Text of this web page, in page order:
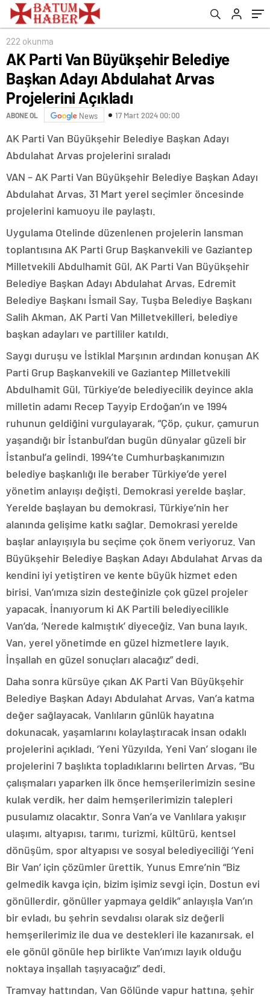
222 okunma
AK Parti Van Büyükşehir Belediye
Başkan Adayı Abdulahat Arvas
Projelerini Açıkladı
ABONE OL News 17 Mart 2024 00:00
AK Parti Van Büyükşehir Belediye Başkan Adayı
Abdulahat Arvas projelerini sıraladı
VAN – AK Parti Van Büyükşehir Belediye Başkan Adayı
Abdulahat Arvas, 31 Mart yerel seçimler öncesinde
projelerini kamuoyu ile paylaştı.
Uygulama Otelinde düzenlenen projelerin lansman
toplantısına AK Parti Grup Başkanvekili ve Gaziantep
Milletvekili Abdulhamit Gül, AK Parti Van Büyükşehir
Belediye Başkan Adayı Abdulahat Arvas, Edremit
Belediye Başkanı İsmail Say, Tuşba Belediye Başkanı
Salih Akman, AK Parti Van Milletvekilleri, belediye
başkan adayları ve partililer katıldı.
Saygı duruşu ve İstiklal Marşının ardından konuşan AK
Parti Grup Başkanvekili ve Gaziantep Milletvekili
Abdulhamit Gül, Türkiye’de belediyecilik deyince akla
milletin adamı Recep Tayyip Erdoğan’ın ve 1994
ruhunun geldiğini vurgulayarak, “Çöp, çukur, çamurun
yaşandığı bir İstanbul’dan bugün dünyalar güzeli bir
İstanbul’a gelindi. 1994’te Cumhurbaşkanımızın
belediye başkanlığı ile beraber Türkiye’de yerel
yönetim anlayışı değişti. Demokrasi yerelde başlar.
Yerelde başlayan bu demokrasi, Türkiye’nin her
alanında gelişime katkı sağlar. Demokrasi yerelde
başlar anlayışıyla bu seçime çok önem veriyoruz. Van
Büyükşehir Belediye Başkan Adayı Abdulahat Arvas da
kendini iyi yetiştiren ve kente büyük hizmet eden
birisi. Van’ımıza sizin desteğinizle çok güzel projeler
yapacak. İnanıyorum ki AK Partili belediyecilikle
Van’da, ‘Nerede kalmıştık’ diyeceğiz. Van buna layık.
Van, yerel yönetimde en güzel hizmetlere layık.
İnşallah en güzel sonuçları alacağız” dedi.
Daha sonra kürsüye çıkan AK Parti Van Büyükşehir
Belediye Başkan Adayı Abdulahat Arvas, Van’a katma
değer sağlayacak, Vanlıların günlük hayatına
dokunacak, yaşamlarını kolaylaştıracak insan odaklı
projelerini açıkladı. ‘Yeni Yüzyılda, Yeni Van’ sloganı ile
projelerini 7 başlıkta topladıklarını belirten Arvas, “Bu
çalışmaları yaparken ilk önce hemşerilerimizin sesine
kulak verdik, her daim hemşerilerimizin talepleri
pusulamız olacaktır. Sonra Van’a ve Vanlılara yakışır
ulaşımı, altyapısı, tarımı, turizmi, kültürü, kentsel
dönüşüm, spor altyapısı ve sosyal belediyeciliği ‘Yeni
Bir Van’ için çözümler ürettik. Yunus Emre’nin “Biz
gelmedik kavga için, bizim işimiz sevgi için. Dostun evi
gönüllerdir, gönüller yapmaya geldik” anlayışla Van’ın
bir evladı, bu şehrin sevdalısı olarak siz değerli
hemşerilerimiz ile dua ve destekleri ile kazanırsak, el
ele gönül gönüle hep birlikte Van’ımızı layık olduğu
noktaya inşallah taşıyacağız” dedi.
Tramvay hattından, Van Gölünde vapur hattına, şehir